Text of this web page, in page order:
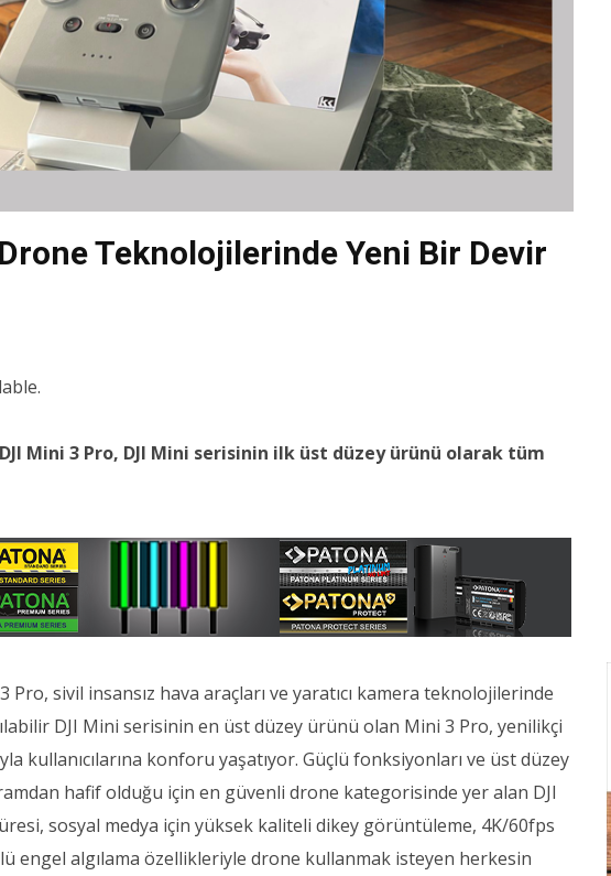
Teknolojilerinde Yeni Bir Devir
Mini 3 Pro, DJI Mini serisinin ilk üst düzey ürünü olarak tüm
sivil insansız hava araçları ve yaratıcı kamera teknolojilerinde
DJI Mini serisinin en üst düzey ürünü olan Mini 3 Pro, yenilikçi
kullanıcılarına konforu yaşatıyor. Güçlü fonksiyonları ve üst düzey
hafif olduğu için en güvenli drone kategorisinde yer alan DJI
sosyal medya için yüksek kaliteli dikey görüntüleme, 4K/60fps
engel algılama özellikleriyle drone kullanmak isteyen herkesin